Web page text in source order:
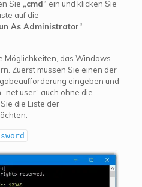
Sie „cmd“ ein und klicken Sie
auf die
As Administrator“
Möglichkeiten, das Windows
Zuerst müssen Sie einen der
eingeben und
user“ auch ohne die
die Liste der